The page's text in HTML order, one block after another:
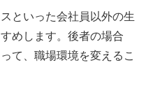
といった会社員以外の生
めします。後者の場合
て、職場環境を変えるこ